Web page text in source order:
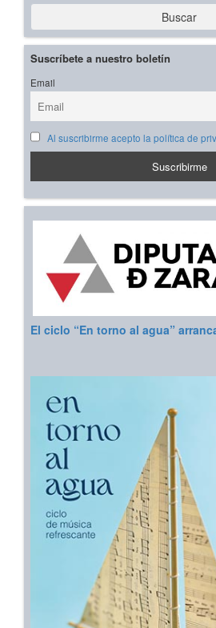
Buscar
Suscríbete a nuestro boletín
Email
Al suscribirme acepto la política de
El ciclo “En torno al agua”